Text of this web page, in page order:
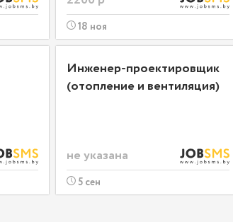
18 ноя
Инженер-проектировщик
(отопление и вентиляция)
не указана
5 сен